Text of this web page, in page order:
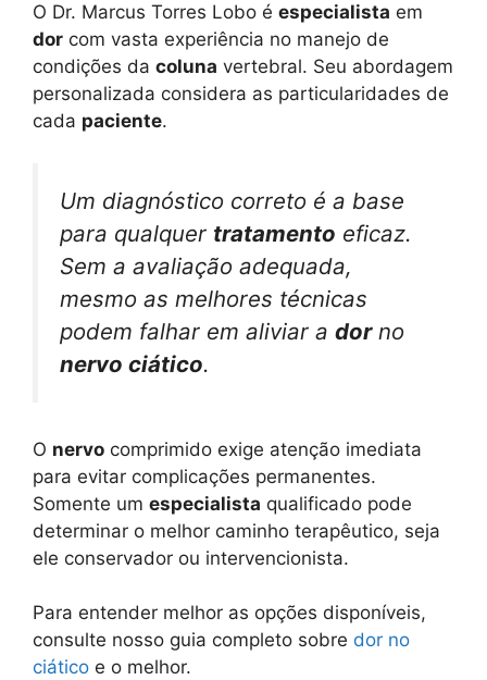
O Dr. Marcus Torres Lobo é especialista em
dor com vasta experiência no manejo de
condições da coluna vertebral. Seu abordagem
personalizada considera as particularidades de
cada paciente.
Um diagnóstico correto é a base
para qualquer tratamento eficaz.
Sem a avaliação adequada,
mesmo as melhores técnicas
podem falhar em aliviar a dorno
nervo ciático.
O nervo comprimido exige atenção imediata
para evitar complicações permanentes.
Somente um especialista qualificado pode
determinar o melhor caminho terapêutico, seja
ele conservador ou intervencionista.
Para entender melhor as opções disponíveis,
consulte nosso guia completo sobre dor no
ciático e o melhor.